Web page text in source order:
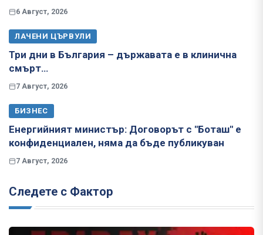
6 Август, 2026
ЛАЧЕНИ ЦЪРВУЛИ
Три дни в България – държавата е в клинична
смърт…
7 Август, 2026
БИЗНЕС
Енергийният министър: Договорът с "Боташ" е
конфиденциален, няма да бъде публикуван
7 Август, 2026
Следете с Фактор